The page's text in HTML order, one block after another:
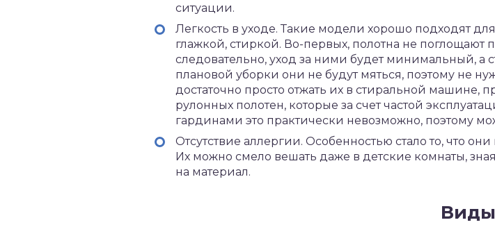
ситуации.
Легкость в уходе. Такие модели хорошо подходят
глажкой, стиркой. Во-первых, полотна не поглощают
следовательно, уход за ними будет минимальный, а
плановой уборки они не будут мяться, поэтому не
достаточно просто отжать их в стиральной машине,
рулонных полотен, которые за счет частой
гардинами это практически невозможно, поэтому
Отсутствие аллергии. Особенностью стало то, что
Их можно смело вешать даже в детские комнаты,
на материал.
Виды